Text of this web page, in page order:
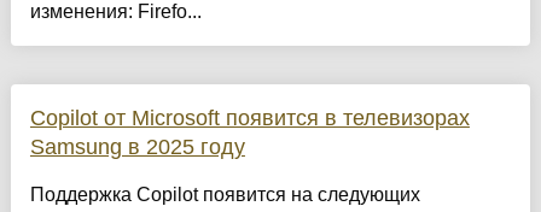
изменения: Firefo...
Copilot от Microsoft появится в телевизорах
Samsung в 2025 году
Поддержка Copilot появится на следующих